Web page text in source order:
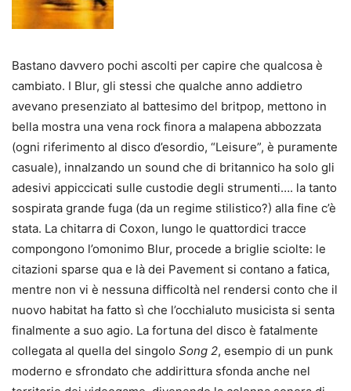
Bastano davvero pochi ascolti per capire che qualcosa è
cambiato. I Blur, gli stessi che qualche anno addietro
avevano presenziato al battesimo del britpop, mettono in
bella mostra una vena rock finora a malapena abbozzata
(ogni riferimento al disco d’esordio, “Leisure”, è puramente
casuale), innalzando un sound che di britannico ha solo gli
adesivi appiccicati sulle custodie degli strumenti…. la tanto
sospirata grande fuga (da un regime stilistico?) alla fine c’è
stata. La chitarra di Coxon, lungo le quattordici tracce
compongono l’omonimo Blur, procede a briglie sciolte: le
citazioni sparse qua e là dei Pavement si contano a fatica,
mentre non vi è nessuna difficoltà nel rendersi conto che il
nuovo habitat ha fatto sì che l’occhialuto musicista si senta
finalmente a suo agio. La fortuna del disco è fatalmente
collegata al quella del singolo Song 2, esempio di un punk
moderno e sfrondato che addirittura sfonda anche nel